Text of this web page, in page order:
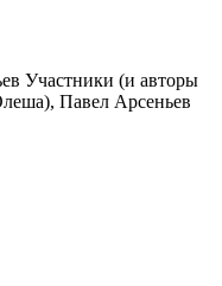
Участники (и авторы
Павел Арсеньев